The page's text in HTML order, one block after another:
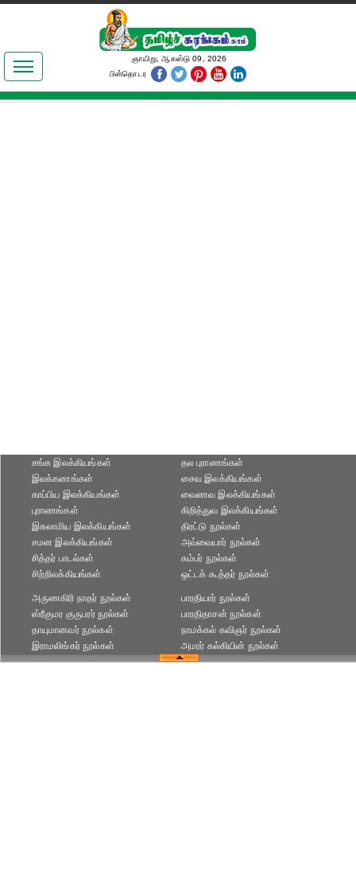
இலக்கியங்கள்
தமிழ் உலகம்
ஞாயிறு, ஆகஸ்டு 09, 2026
பின்தொடர
சங்க இலக்கியங்கள்
இலக்கணங்கள்
காப்பிய இலக்கியங்கள்
புராணங்கள்
தல புராணங்கள்
சைவ இலக்கியங்கள்
வைணவ இலக்கியங்கள்
கிறித்துவ இலக்கியங்கள்
இசுலாமிய இலக்கியங்கள்
சமன இலக்கியங்கள்
சித்தர் பாடல்கள்
சிற்றிலக்கியங்கள்
திரட்டு நூல்கள்
அவ்வையார் நூல்கள்
கம்பர் நூல்கள்
ஒட்டக் கூத்தர் நூல்கள்
அருணகிரி நாதர் நூல்கள்
ஸ்ரீகுமர குருபரர் நூல்கள்
தாயுமானவர் நூல்கள்
இராமலிங்கர் நூல்கள்
பாரதியார் நூல்கள்
பாரதிதாசன் நூல்கள்
நாமக்கல் கவிஞர் நூல்கள்
அமரர் கல்கியின் நூல்கள்